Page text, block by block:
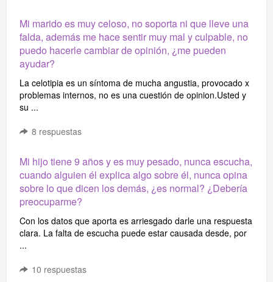
Mi marido es muy celoso, no soporta ni que lleve una
falda, además me hace sentir muy mal y culpable, no
puedo hacerle cambiar de opinión, ¿me pueden
ayudar?
La celotipia es un síntoma de mucha angustia, provocado x
problemas internos, no es una cuestión de opinion.Usted y
su ...
8 respuestas
Mi hijo tiene 9 años y es muy pesado, nunca escucha,
cuando alguien él explica algo sobre él, nunca opina
sobre lo que dicen los demás, ¿es normal? ¿Debería
preocuparme?
Con los datos que aporta es arriesgado darle una respuesta
clara. La falta de escucha puede estar causada desde, por
...
10 respuestas